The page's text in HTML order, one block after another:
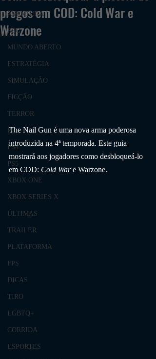
AVENTURA
RPG
MUNDO ABERTO
ESTRATÉGIA
SIMULAÇÃO
FICÇÃO
TERROR
PC
PS4
PS5
XBOX ONE
XBOX SERIES X
ÚLTIMAS
TRAILER
PLATAFORMA
FPS
DICAS
TIRO
LGBTQ+
CORRIDA
ESPORTES
pregos em COD: Cold War e
Warzone
The Nail Gun é uma nova arma poderosa
introduzida na 4ª temporada. Este guia
mostrará aos jogadores como desbloqueá-lo
em COD: Cold War e Warzone.